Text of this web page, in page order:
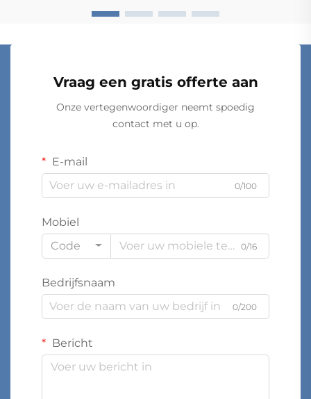
Vraag een gratis offerte aan
Onze vertegenwoordiger neemt spoedig
contact met u op.
E-mail
0/100
Mobiel
Code
0/16
Bedrijfsnaam
0/200
Bericht